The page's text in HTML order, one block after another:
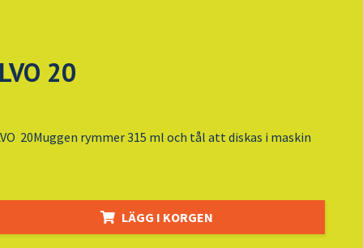
20
20Muggen rymmer 315 ml och tål att diskas i maskin
LÄGG I KORGEN